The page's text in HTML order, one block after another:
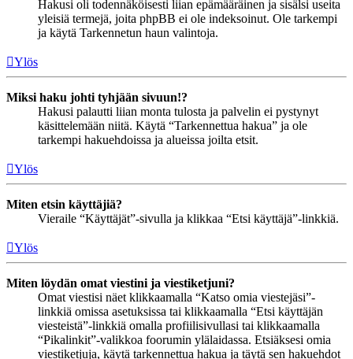
Hakusi oli todennäköisesti liian epämääräinen ja sisälsi useita
yleisiä termejä, joita phpBB ei ole indeksoinut. Ole tarkempi
ja käytä Tarkennetun haun valintoja.
Ylös
Miksi haku johti tyhjään sivuun!?
Hakusi palautti liian monta tulosta ja palvelin ei pystynyt
käsittelemään niitä. Käytä “Tarkennettua hakua” ja ole
tarkempi hakuehdoissa ja alueissa joilta etsit.
Ylös
Miten etsin käyttäjiä?
Vieraile “Käyttäjät”-sivulla ja klikkaa “Etsi käyttäjä”-linkkiä.
Ylös
Miten löydän omat viestini ja viestiketjuni?
Omat viestisi näet klikkaamalla “Katso omia viestejäsi”-
linkkiä omissa asetuksissa tai klikkaamalla “Etsi käyttäjän
viesteistä”-linkkiä omalla profiilisivullasi tai klikkaamalla
“Pikalinkit”-valikkoa foorumin ylälaidassa. Etsiäksesi omia
viestiketjuja, käytä tarkennettua hakua ja täytä sen hakuehdot